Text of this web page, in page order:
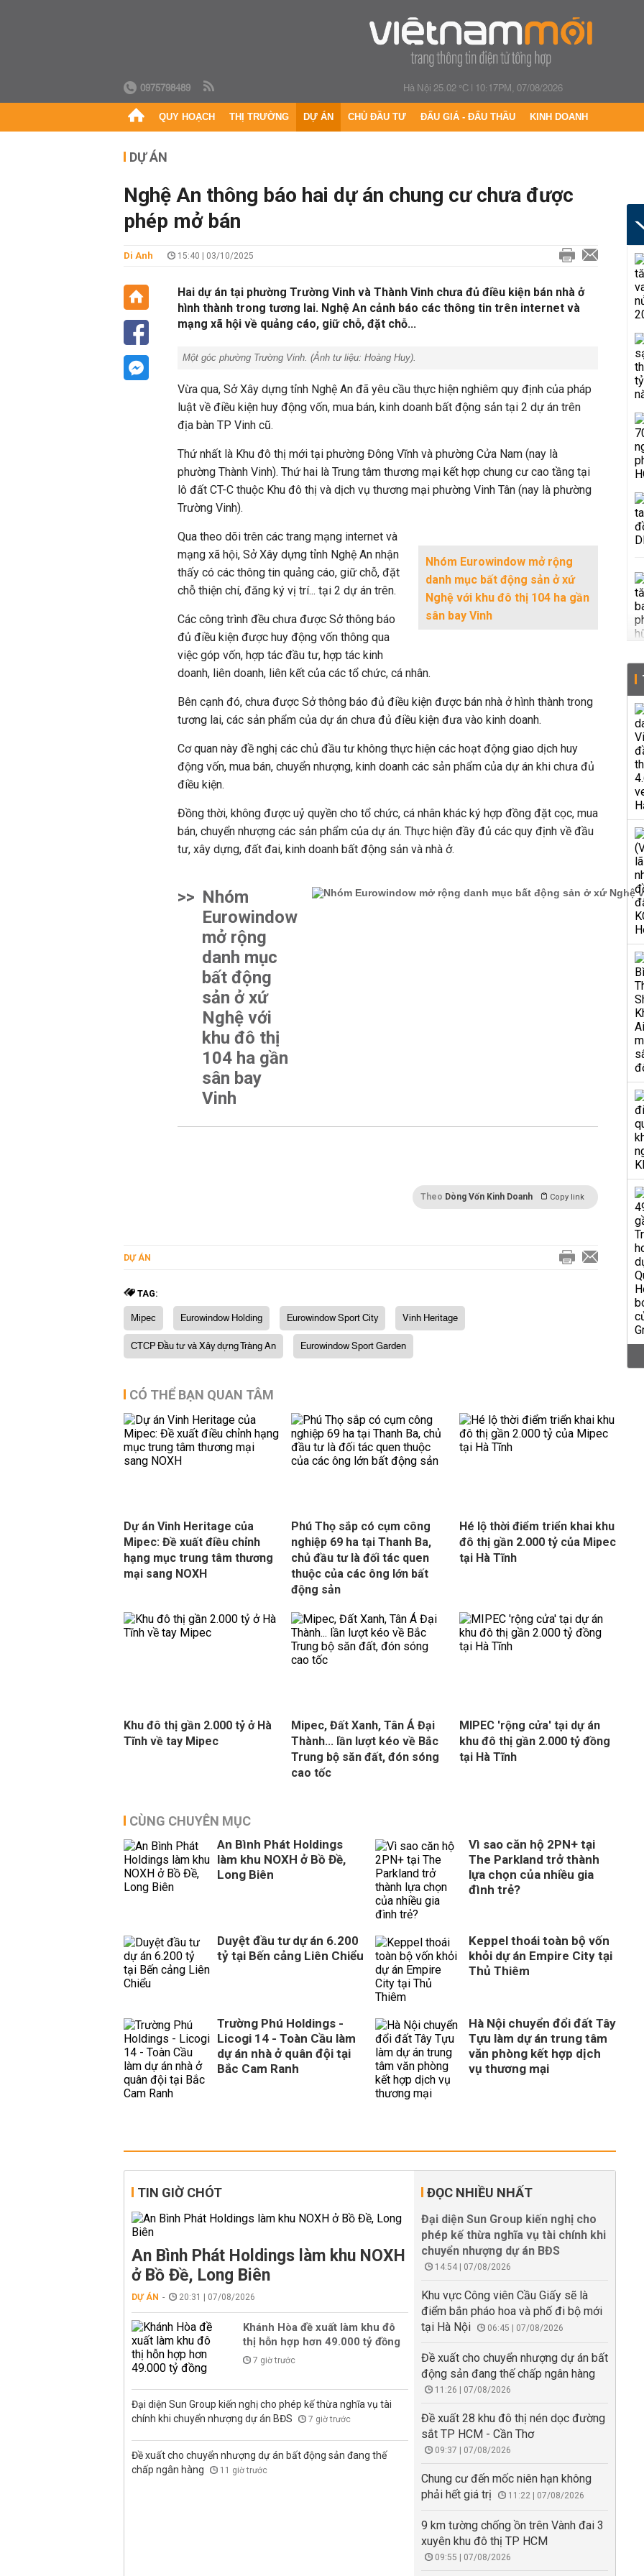
0975798489 Hà Nội 25.02 °C| 10:17PM, 07/08/2026
QUY HOẠCH THỊ TRƯỜNG DỰ ÁN CHỦ ĐẦU TƯ ĐẤU GIÁ - ĐẤU THẦU KINH DOANH
DỰ ÁN
Nghệ An thông báo hai dự án chung cư chưa được
phép mở bán
Di Anh 15:40 | 03/10/2025
Hai dự án tại phường Trường Vinh và Thành Vinh chưa đủ điều kiện bán nhà ở
hình thành trong tương lai. Nghệ An cảnh báo các thông tin trên internet và
mạng xã hội về quảng cáo, giữ chỗ, đặt chỗ...
Một góc phường Trường Vinh. (Ảnh tư liệu: Hoàng Huy).
Vừa qua, Sở Xây dựng tỉnh Nghệ An đã yêu cầu thực hiện nghiêm quy định của pháp
luật về điều kiện huy động vốn, mua bán, kinh doanh bất động sản tại 2 dự án trên
địa bàn TP Vinh cũ.
Thứ nhất là Khu đô thị mới tại phường Đông Vĩnh và phường Cửa Nam (nay là
phường Thành Vinh). Thứ hai là Trung tâm thương mại kết hợp chung cư cao tầng tại
lô đất CT-C thuộc Khu đô thị và dịch vụ thương mại phường Vinh Tân (nay là phường
Trường Vinh).
Nhóm Eurowindow mở rộng
danh mục bất động sản ở xứ
Nghệ với khu đô thị 104 ha gần
sân bay Vinh
Qua theo dõi trên các trang mạng internet và
mạng xã hội, Sở Xây dựng tỉnh Nghệ An nhận
thấy có các thông tin quảng cáo, giữ chỗ, đặt
chỗ thiện chí, đăng ký vị trí... tại 2 dự án trên.
Các công trình đều chưa được Sở thông báo
đủ điều kiện được huy động vốn thông qua
việc góp vốn, hợp tác đầu tư, hợp tác kinh
doanh, liên doanh, liên kết của các tổ chức, cá nhân.
Bên cạnh đó, chưa được Sở thông báo đủ điều kiện được bán nhà ở hình thành trong
tương lai, các sản phẩm của dự án chưa đủ điều kiện đưa vào kinh doanh.
Cơ quan này đề nghị các chủ đầu tư không thực hiện các hoạt động giao dịch huy
động vốn, mua bán, chuyển nhượng, kinh doanh các sản phẩm của dự án khi chưa đủ
điều kiện.
Đồng thời, không được uỷ quyền cho tổ chức, cá nhân khác ký hợp đồng đặt cọc, mua
bán, chuyển nhượng các sản phẩm của dự án. Thực hiện đầy đủ các quy định về đầu
tư, xây dựng, đất đai, kinh doanh bất động sản và nhà ở.
>> Nhóm
Eurowindow
mở rộng
danh mục
bất động
sản ở xứ
Nghệ với
khu đô thị
104 ha gần
sân bay
Vinh
Theo Dòng Vốn Kinh Doanh Copy link
DỰ ÁN
TAG:
Mipec Eurowindow Holding Eurowindow Sport City
Vinh Heritage
CTCP Đầu tư và Xây dựng Tràng An
Eurowindow Sport Garden
CÓ THỂ BẠN QUAN TÂM
Dự án Vinh Heritage của
Mipec: Đề xuất điều chỉnh
hạng mục trung tâm thương
mại sang NOXH
Phú Thọ sắp có cụm công
nghiệp 69 ha tại Thanh Ba,
chủ đầu tư là đối tác quen
thuộc của các ông lớn bất
động sản
Hé lộ thời điểm triển khai khu
đô thị gần 2.000 tỷ của Mipec
tại Hà Tĩnh
Khu đô thị gần 2.000 tỷ ở Hà
Tĩnh về tay Mipec
Mipec, Đất Xanh, Tân Á Đại
Thành... lần lượt kéo về Bắc
Trung bộ săn đất, đón sóng
cao tốc
MIPEC 'rộng cửa' tại dự án
khu đô thị gần 2.000 tỷ đồng
tại Hà Tĩnh
CÙNG CHUYÊN MỤC
An Bình Phát Holdings
làm khu NOXH ở Bồ Đề,
Long Biên
Vì sao căn hộ 2PN+ tại
The Parkland trở thành
lựa chọn của nhiều gia
đình trẻ?
Duyệt đầu tư dự án 6.200
tỷ tại Bến cảng Liên Chiểu
Keppel thoái toàn bộ vốn
khỏi dự án Empire City tại
Thủ Thiêm
Trường Phú Holdings -
Licogi 14 - Toàn Cầu làm
dự án nhà ở quân đội tại
Bắc Cam Ranh
Hà Nội chuyển đổi đất Tây
Tựu làm dự án trung tâm
văn phòng kết hợp dịch
vụ thương mại
TIN GIỜ CHÓT
An Bình Phát Holdings làm khu NOXH
ở Bồ Đề, Long Biên
DỰ ÁN 20:31 | 07/08/2026
Khánh Hòa đề xuất làm khu đô
thị hỗn hợp hơn 49.000 tỷ đồng
7 giờ trước
Đại diện Sun Group kiến nghị cho phép kế thừa nghĩa vụ tài
chính khi chuyển nhượng dự án BĐS
7 giờ trước
Đề xuất cho chuyển nhượng dự án bất động sản đang thế
chấp ngân hàng
11 giờ trước
ĐỌC NHIỀU NHẤT
Đại diện Sun Group kiến nghị cho
phép kế thừa nghĩa vụ tài chính khi
chuyển nhượng dự án BĐS
14:54 | 07/08/2026
Khu vực Công viên Cầu Giấy sẽ là
điểm bắn pháo hoa và phố đi bộ mới
tại Hà Nội
06:45 | 07/08/2026
Đề xuất cho chuyển nhượng dự án bất
động sản đang thế chấp ngân hàng
11:26 | 07/08/2026
Đề xuất 28 khu đô thị nén dọc đường
sắt TP HCM - Cần Thơ
09:37 | 07/08/2026
Chung cư đến mốc niên hạn không
phải hết giá trị
11:22 | 07/08/2026
9 km tường chống ồn trên Vành đai 3
xuyên khu đô thị TP HCM
09:55 | 07/08/2026